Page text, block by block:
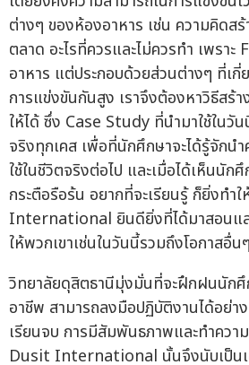
ต่างๆ ของห้องอาหาร เช่น ความคิดส
ตลาด อะไรที่ควรและไม่ควรทำ เพราะ
อาหาร แต่ประกอบด้วยส่วนต่างๆ ที่เ
การแข่งขันกันสูง เราจึงต้องหาวิธีสร้า
ให้ได้ ซึ่ง Case Study ที่นำมาใช้ในวั
จริงทุกเคส เพื่อที่นักศึกษาจะได้รู้จักน
ใช้ในชีวิตจริงต่อไป และเมื่อได้เห็นนัก
กระตือรือร้น อยากที่จะเรียนรู้ ก็ยิ่งทำ
International ยินดียิ่งที่ได้มาสอนแ
ให้พวกเขาเช่นในวันนี้รวมถึงโอกาสอื่
วิทยาลัยดุสิตธานีมุ่งมั่นที่จะฝึกฝนนักศึ
อาชีพ สามารถลงมือปฏิบัติงานได้อย่
เรียนจบ การมีสัมพันธภาพและทำคว
Dusit International นั้นจึงนับเป็นเ